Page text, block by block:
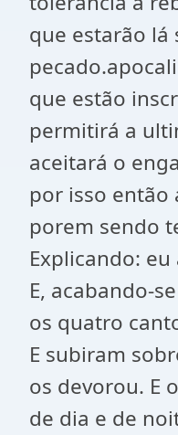
que estarão lá
que estão
permitirá a
aceitará o
por isso então
porem sendo
Explicando:
E, acabando-
os quatro
E subiram
os devorou. E
de dia e de